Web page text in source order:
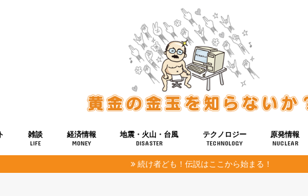
雑談
LIFE
経済情報
MONEY
地震・火山・台風
DISASTER
テクノロジー
TECHNOLOGY
健康
宇宙
原発情報
NUCLEAR
続け者ども！伝説はここから始まる！